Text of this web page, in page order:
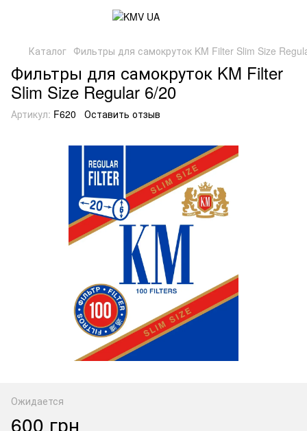
Каталог Фильтры для самокруток KM Filter Slim Size
Фильтры для самокруток KM Filter
Slim Size Regular 6/20
Артикул: F620 Оставить отзыв
Ожидается
600 грн